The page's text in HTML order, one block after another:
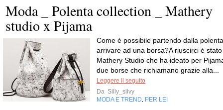
Moda _ Polenta collection _ Mathery
studio x Pijama
Come è possibile partendo dalla polenta
arrivare ad una borsa?A riuscirci è stato
Mathery Studio che ha ideato per
due borse che richiamano grazie alla...
Leggere il seguito
Da Silly_silvy
MODA E TREND
PER LEI